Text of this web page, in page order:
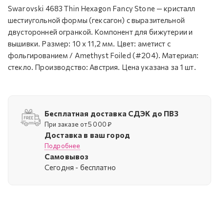
Swarovski 4683 Thin Hexagon Fancy Stone — кристалл
шестиугольной формы (гексагон) с выразительной
двусторонней огранкой. Компонент для бижутерии и
вышивки. Размер: 10 х 11,2 мм. Цвет: аметист с
фольгированием / Amethyst Foiled (#204). Материал:
стекло. Производство: Австрия. Цена указана за 1 шт.
Бесплатная доставка СДЭК до ПВЗ
При заказе от 5 000 ₽
Доставка в ваш город
Подробнее
Самовывоз
Cегодня - бесплатно